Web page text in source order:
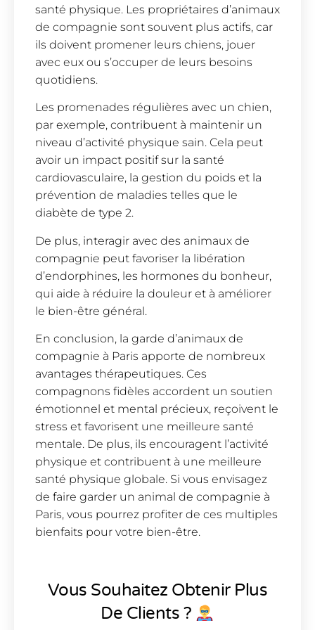
santé physique. Les propriétaires d’animaux
de compagnie sont souvent plus actifs, car
ils doivent promener leurs chiens, jouer
avec eux ou s’occuper de leurs besoins
quotidiens.
Les promenades régulières avec un chien,
par exemple, contribuent à maintenir un
niveau d’activité physique sain. Cela peut
avoir un impact positif sur la santé
cardiovasculaire, la gestion du poids et la
prévention de maladies telles que le
diabète de type 2.
De plus, interagir avec des animaux de
compagnie peut favoriser la libération
d’endorphines, les hormones du bonheur,
qui aide à réduire la douleur et à améliorer
le bien-être général.
En conclusion, la garde d’animaux de
compagnie à Paris apporte de nombreux
avantages thérapeutiques. Ces
compagnons fidèles accordent un soutien
émotionnel et mental précieux, reçoivent le
stress et favorisent une meilleure santé
mentale. De plus, ils encouragent l’activité
physique et contribuent à une meilleure
santé physique globale. Si vous envisagez
de faire garder un animal de compagnie à
Paris, vous pourrez profiter de ces multiples
bienfaits pour votre bien-être.
Vous Souhaitez Obtenir Plus
De Clients ?